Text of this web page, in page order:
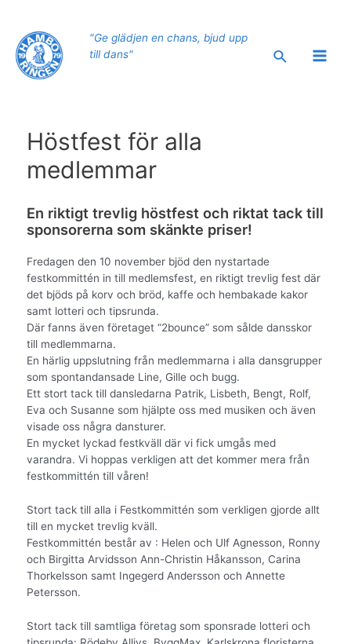
innehåll
"Ge glädjen en chans, bjud upp
till dans"
Sök
Main
Höstfest för alla
medlemmar
En riktigt trevlig höstfest och riktat tack till
sponsorerna som skänkte priser!
Fredagen den 10 november bjöd den nystartade
festkommittén in till medlemsfest, en riktigt trevlig fest där
det bjöds på korv och bröd, kaffe och hembakade kakor
samt lotteri och tipsrunda.
Där fanns även företaget “2bounce” som sålde dansskor
till medlemmarna.
En härlig uppslutning från medlemmarna i alla dansgrupper
som spontandansade Line, Gille och bugg.
Ett stort tack till dansledarna Patrik, Lisbeth, Bengt, Rolf,
Eva och Susanne som hjälpte oss med musiken och även
visade oss några dansturer.
En mycket lyckad festkväll där vi fick umgås med
varandra. Vi hoppas verkligen att det kommer mera från
festkommittén till våren!
Stort tack till alla i Festkommittén som verkligen gjorde allt
till en mycket trevlig kväll.
Festkommittén består av : Helen och Ulf Agnesson, Ronny
och Birgitta Arvidsson Ann-Christin Håkansson, Carina
Thorkelsson samt Ingegerd Andersson och Annette
Petersson.
Stort tack till samtliga företag som sponsrade lotteri och